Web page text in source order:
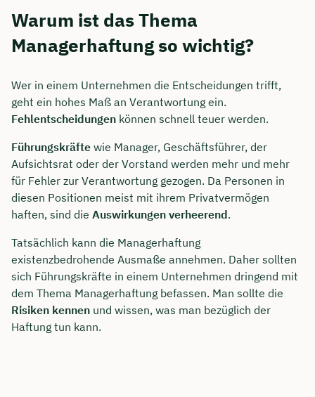
Warum ist das Thema
Managerhaftung so wichtig?
Wer in einem Unternehmen die Entscheidungen trifft,
geht ein hohes Maß an Verantwortung ein.
Fehlentscheidungen können schnell teuer werden.
Führungskräfte wie Manager, Geschäftsführer, der
Aufsichtsrat oder der Vorstand werden mehr und mehr
für Fehler zur Verantwortung gezogen. Da Personen in
diesen Positionen meist mit ihrem Privatvermögen
haften, sind die Auswirkungen verheerend.
Tatsächlich kann die Managerhaftung
existenzbedrohende Ausmaße annehmen. Daher sollten
sich Führungskräfte in einem Unternehmen dringend mit
dem Thema Managerhaftung befassen. Man sollte die
Risiken kennen und wissen, was man bezüglich der
Haftung tun kann.